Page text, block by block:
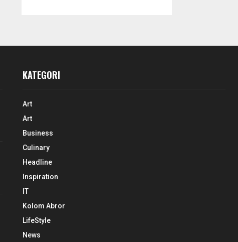
KATEGORI
Art
Art
Business
Culinary
Headline
Inspiration
IT
Kolom Abror
LifeStyle
News